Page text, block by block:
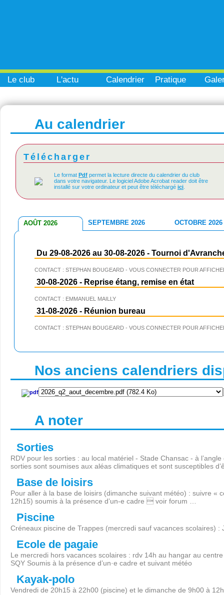
Le club L'actu Calendrier Pratique
Au calendrier
Télécharger
Le format Pdf permet la lecture directe du calendrier du club
dans votre navigateur. Le logiciel Adobe Acrobat reader doit être
installé sur votre ordinateur et peut être téléchargé ici
AOÛT 2026 SEPTEMBRE 2026 OCTOBRE 2026
Du 29-08-2026 au 30-08-2026 - Tournoi
CONTACT : STEPHAN BOUGEARD - VOUS CONNECTER POUR
30-08-2026 - Reprise étang, remise en état
CONTACT : EMMANUEL MAILLY
31-08-2026 - Réunion bureau
CONTACT : STEPHAN BOUGEARD - VOUS CONNECTER POUR
Nos anciens calendriers
A noter
Sorties
RDV pour les sorties : au local matériel - Stade Chansac - à
sorties sont soumises aux aléas climatiques et sont susceptibles
Base de loisirs
Pour aller à la base de loisirs (dimanche suivant météo) : suivre
12h15) soumis à la présence d’un-e cadre  voir forum …
Piscine
Créneaux piscine de Trappes (mercredi sauf vacances scolaires)
Ecole de pagaie
Le mercredi hors vacances scolaires : rdv 14h au hangar au
SQY Soumis à la présence d’un·e cadre et suivant météo
Kayak-polo
Vendredi de 20h15 à 22h00 (piscine) et le dimanche de 9h00 à